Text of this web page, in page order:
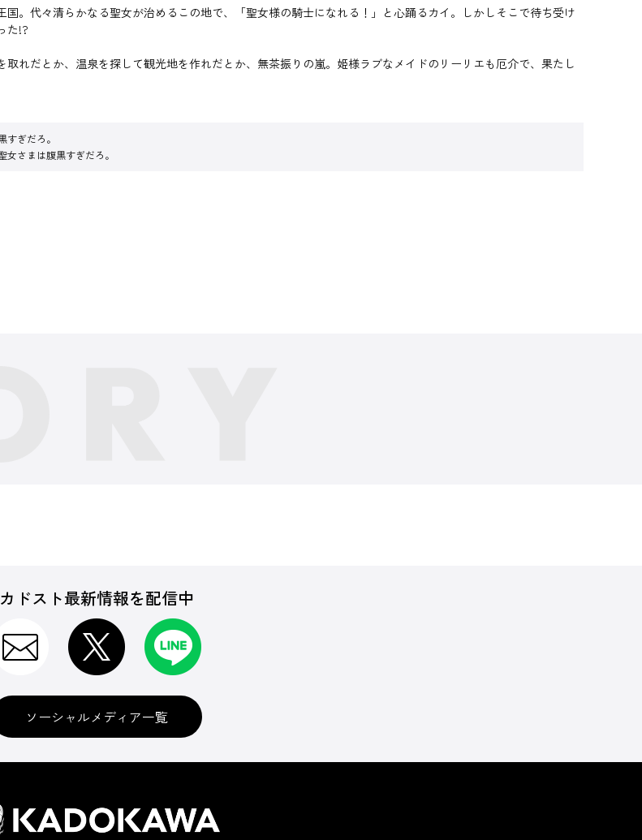
。代々清らかなる聖女が治めるこの地で、「聖女様の騎士になれる！」と心踊るカイ。しかしそこで待ち受け
た!?
れだとか、温泉を探して観光地を作れだとか、無茶振りの嵐。姫様ラブなメイドのリーリエも厄介で、果たし
すぎだろ。
女さまは腹黒すぎだろ。
カドスト最新情報を配信中
ソーシャルメディア一覧